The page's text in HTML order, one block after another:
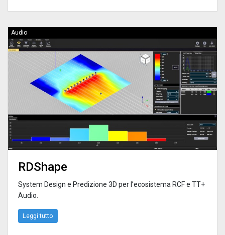
Audio
RDShape
System Design e Predizione 3D per l’ecosistema RCF e TT+
Audio.
Leggi tutto